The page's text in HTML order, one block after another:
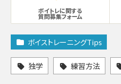
ボイトレに関する
質問募集フォーム
ボイストレーニングTips
独学 練習方法